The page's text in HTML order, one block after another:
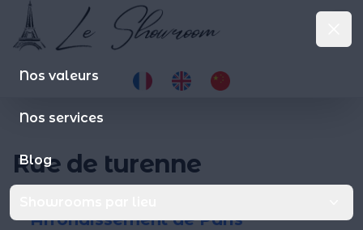
Le Showroom
le-showroom.fr
Nos valeurs
Nos services
Blog
Rue de turenne
Arrondissement de Paris